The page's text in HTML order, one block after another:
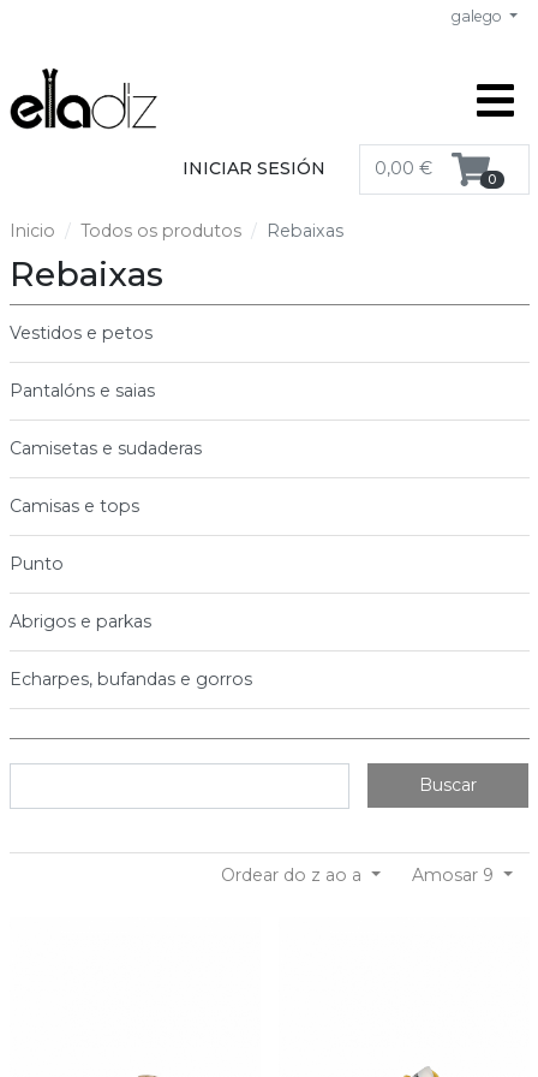
galego
INICIAR SESIÓN 0,00 € 0
Inicio Todos os produtos Rebaixas
Rebaixas
Vestidos e petos
Pantalóns e saias
Camisetas e sudaderas
Camisas e tops
Punto
Abrigos e parkas
Echarpes, bufandas e gorros
Buscar
Amosar 9
Ordear do z ao a